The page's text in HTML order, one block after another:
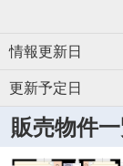
情報更新日
更新予定日
販売物件